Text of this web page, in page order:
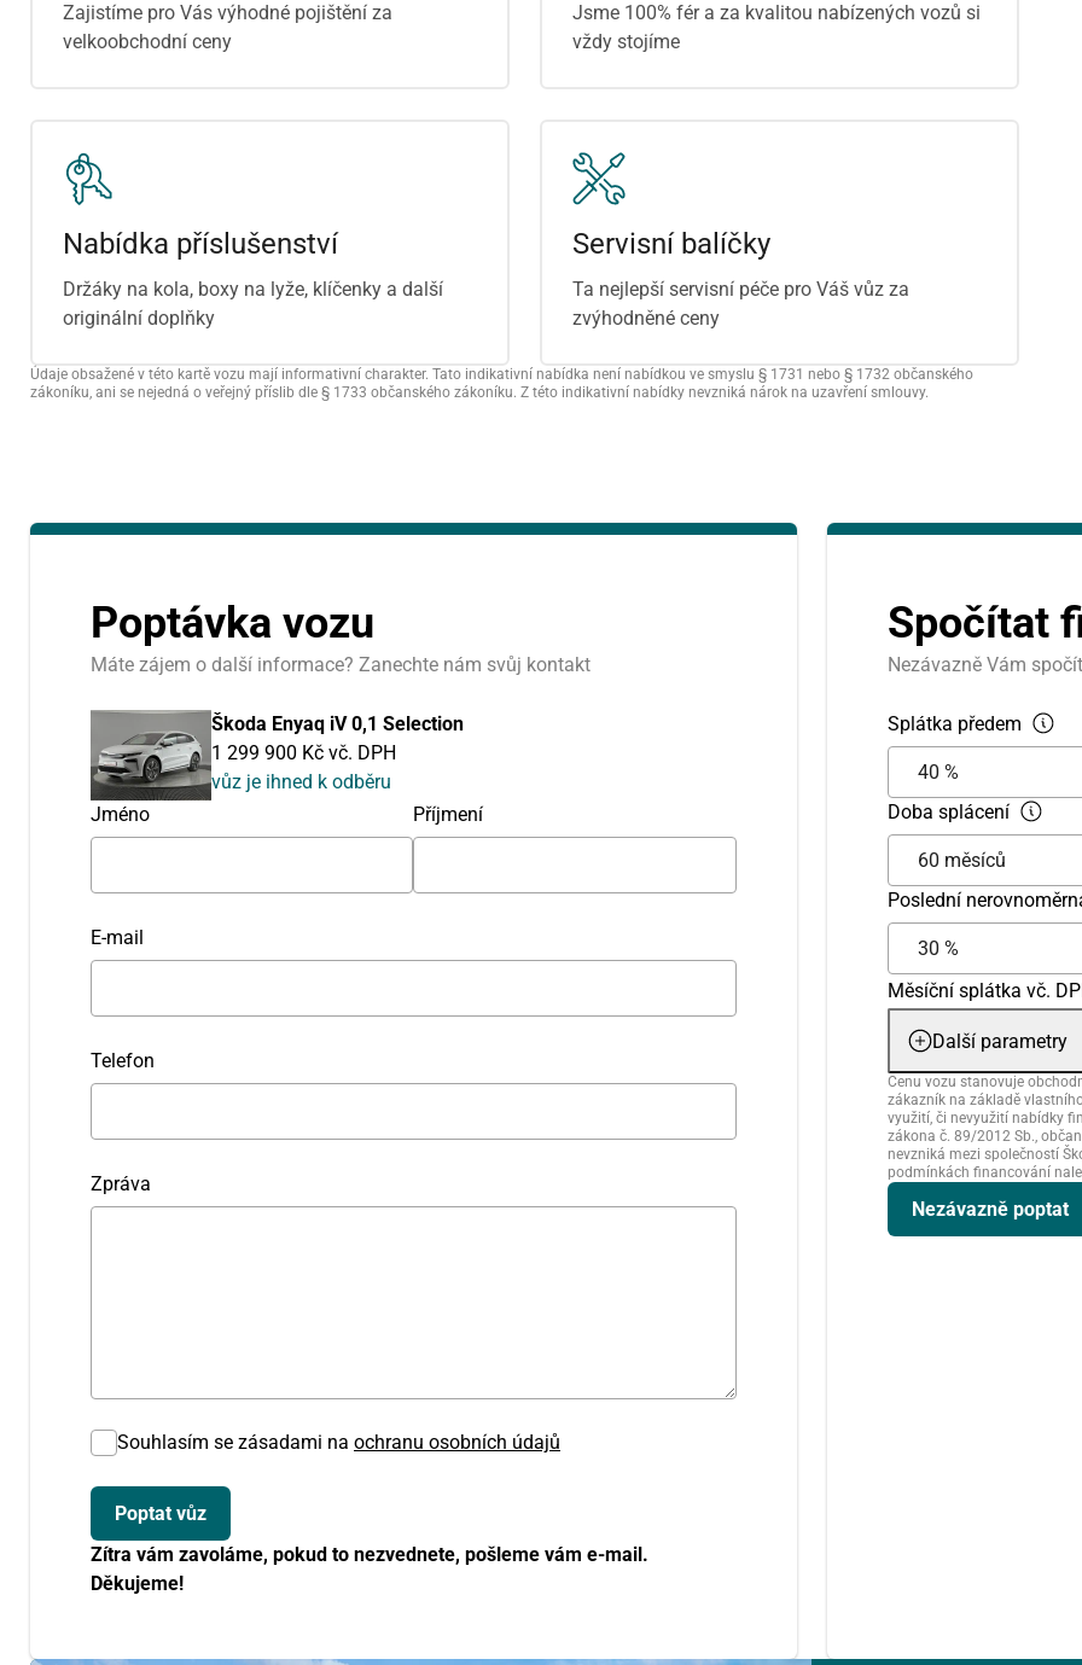
Zajistíme pro Vás výhodné pojištění za
velkoobchodní ceny
Jsme 100% fér a za kvalitou nabízených vozů si
vždy stojíme
Nabídka příslušenství
Držáky na kola, boxy na lyže, klíčenky a další
originální doplňky
Servisní balíčky
Ta nejlepší servisní péče pro Váš vůz za
zvýhodněné ceny
Údaje obsažené v této kartě vozu mají informativní charakter. Tato indikativní nabídka není nabídkou ve smyslu § 1731 nebo § 1732 občanského
zákoníku, ani se nejedná o veřejný příslib dle § 1733 občanského zákoníku. Z této indikativní nabídky nevzniká nárok na uzavření smlouvy.
Poptávka vozu
Máte zájem o další informace? Zanechte nám svůj kontakt
Škoda Enyaq iV 0,1 Selection
1 299 900 Kč vč. DPH
vůz je ihned k odběru
Jméno
Příjmení
E-mail
Telefon
Zpráva
Souhlasím se zásadami na ochranu osobních údajů
Zítra vám zavoláme, pokud to nezvednete, pošleme vám e-mail.
Děkujeme!
Spočítat
Nezávazně Vám
Splátka předem
Doba splácení
Poslední
Měsíční splátka vč.
Další parametry
Cenu vozu stanovuje
zákazník na základě
využití, či nevyužití nabídky
zákona č. 89/2012 Sb.,
nevzniká mezi společností
podmínkách financování
Nezávazně poptat
PO ST
5
10 11 12 13